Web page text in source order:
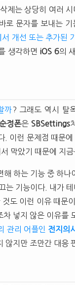
삭제는 상당히 여러
로 문자를 보내는
서 개선 또는 추가된
생각하면 iOS 6의
까 ? 그래도 역시 탈
순정폰은SBSettings
. 이런 문제점 때문에
막았기 때문에 지
해 하는 기능 중 하
는 기능이다. 내가
도 이런 이유 때문
차 넣지 않은 이유를
관리 어플인 전지의
않지만 조만간 대응